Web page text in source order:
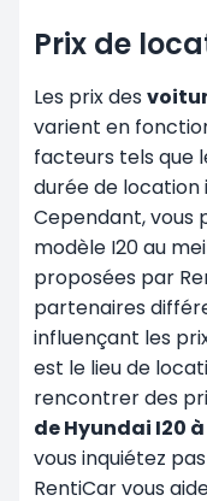
Prix de
Les prix des
varient en
facteurs tels que
durée de location
Cependant, vous
modèle I20 au
proposées par
partenaires
influençant les
est le lieu de
rencontrer des
de Hyundai I20
vous inquiétez
RentiCar vous